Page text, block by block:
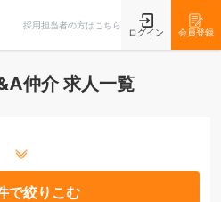
採用担当者の方はこちら
ログイン 会員登録
仲介 求人一覧
で絞りこむ